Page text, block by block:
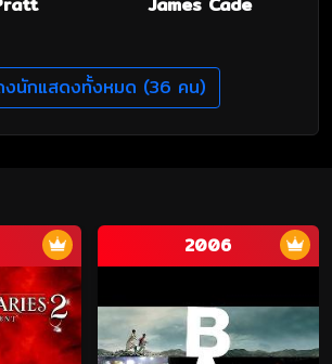
งนักแสดงทั้งหมด (36 คน)
2006